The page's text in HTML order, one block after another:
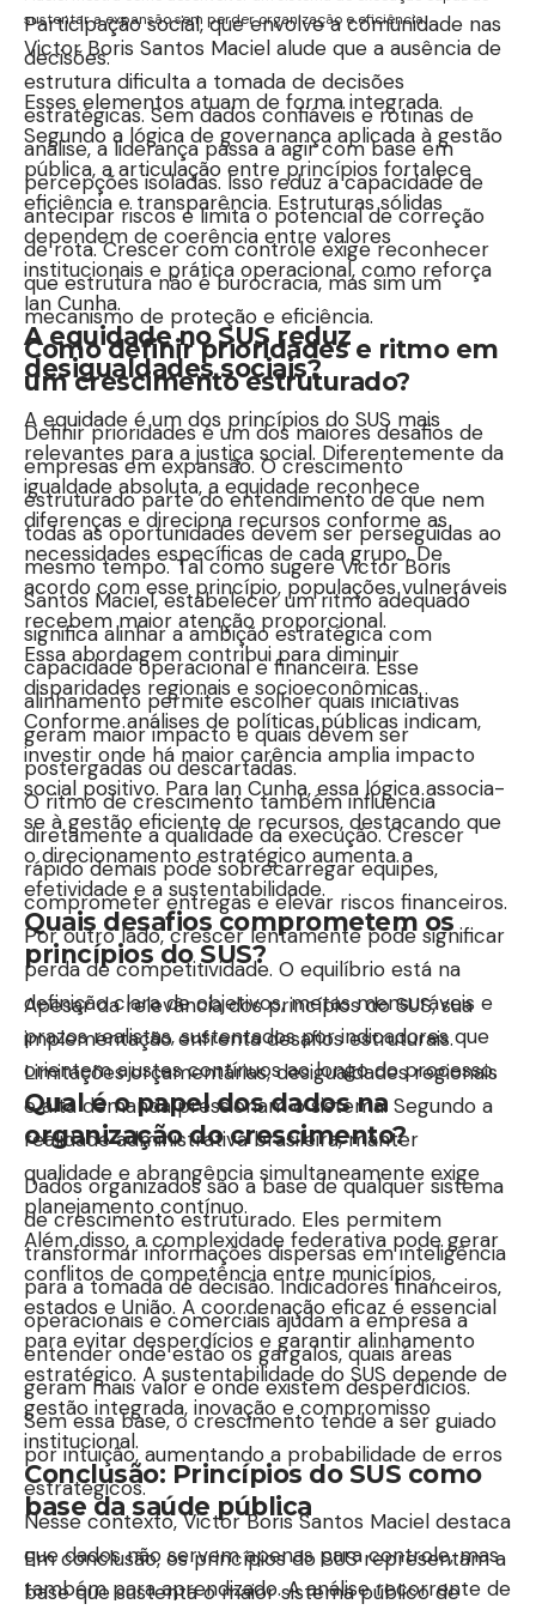
Participação social, que envolve a comunidade nas
decisões.
Esses elementos atuam de forma integrada.
Segundo a lógica de governança aplicada à gestão
pública, a articulação entre princípios fortalece
eficiência e transparência. Estruturas sólidas
dependem de coerência entre valores
institucionais e prática operacional, como reforça
Ian Cunha.
A equidade no SUS reduz
desigualdades sociais?
A equidade é um dos princípios do SUS mais
relevantes para a justiça social. Diferentemente da
igualdade absoluta, a equidade reconhece
diferenças e direciona recursos conforme as
necessidades específicas de cada grupo. De
acordo com esse princípio, populações vulneráveis
recebem maior atenção proporcional.
Essa abordagem contribui para diminuir
disparidades regionais e socioeconômicas.
Conforme análises de políticas públicas indicam,
investir onde há maior carência amplia impacto
social positivo. Para Ian Cunha, essa lógica associa-
se à gestão eficiente de recursos, destacando que
o direcionamento estratégico aumenta a
efetividade e a sustentabilidade.
Quais desafios comprometem os
princípios do SUS?
Apesar da relevância dos princípios do SUS, sua
implementação enfrenta desafios estruturais.
Limitações orçamentárias, desigualdades regionais
e alta demanda pressionam o sistema. Segundo a
realidade administrativa brasileira, manter
qualidade e abrangência simultaneamente exige
planejamento contínuo.
Além disso, a complexidade federativa pode gerar
conflitos de competência entre municípios,
estados e União. A coordenação eficaz é essencial
para evitar desperdícios e garantir alinhamento
estratégico. A sustentabilidade do SUS depende de
gestão integrada, inovação e compromisso
institucional.
Conclusão: Princípios do SUS como
base da saúde pública
Em conclusão, os princípios do SUS representam a
base que sustenta o maior sistema público de
sustentar a expansão sem perder organização e eficiência.
Victor Boris Santos Maciel alude que a ausência de
estrutura dificulta a tomada de decisões
estratégicas. Sem dados confiáveis e rotinas de
análise, a liderança passa a agir com base em
percepções isoladas. Isso reduz a capacidade de
antecipar riscos e limita o potencial de correção
de rota. Crescer com controle exige reconhecer
que estrutura não é burocracia, mas sim um
mecanismo de proteção e eficiência.
Como definir prioridades e ritmo em
um crescimento estruturado?
Definir prioridades é um dos maiores desafios de
empresas em expansão. O crescimento
estruturado parte do entendimento de que nem
todas as oportunidades devem ser perseguidas ao
mesmo tempo. Tal como sugere Victor Boris
Santos Maciel, estabelecer um ritmo adequado
significa alinhar a ambição estratégica com
capacidade operacional e financeira. Esse
alinhamento permite escolher quais iniciativas
geram maior impacto e quais devem ser
postergadas ou descartadas.
O ritmo de crescimento também influencia
diretamente a qualidade da execução. Crescer
rápido demais pode sobrecarregar equipes,
comprometer entregas e elevar riscos financeiros.
Por outro lado, crescer lentamente pode significar
perda de competitividade. O equilíbrio está na
definição clara de objetivos, metas mensuráveis e
prazos realistas, sustentados por indicadores que
orientem ajustes contínuos ao longo do processo.
Qual é o papel dos dados na
organização do crescimento?
Dados organizados são a base de qualquer sistema
de crescimento estruturado. Eles permitem
transformar informações dispersas em inteligência
para a tomada de decisão. Indicadores financeiros,
operacionais e comerciais ajudam a empresa a
entender onde estão os gargalos, quais áreas
geram mais valor e onde existem desperdícios.
Sem essa base, o crescimento tende a ser guiado
por intuição, aumentando a probabilidade de erros
estratégicos.
Nesse contexto, Victor Boris Santos Maciel destaca
que dados não servem apenas para controle, mas
também para aprendizado. A análise recorrente de